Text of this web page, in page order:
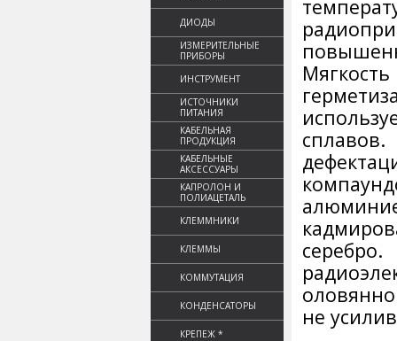
ДИОДЫ
ИЗМЕРИТЕЛЬНЫЕ
ПРИБОРЫ
ИНСТРУМЕНТ
ИСТОЧНИКИ
ПИТАНИЯ
КАБЕЛЬНАЯ
ПРОДУКЦИЯ
КАБЕЛЬНЫЕ
АКСЕССУАРЫ
КАПРОЛОН И
ПОЛИАЦЕТАЛЬ
КЛЕММНИКИ
КЛЕММЫ
КОММУТАЦИЯ
КОНДЕНСАТОРЫ
КРЕПЕЖ *
не